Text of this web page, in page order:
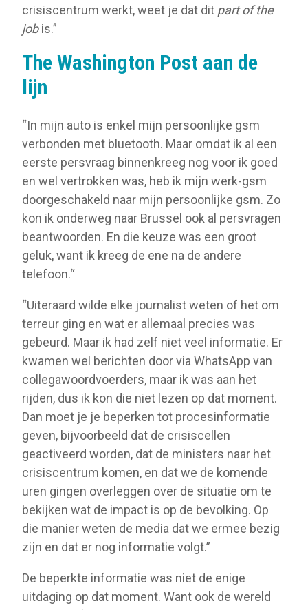
crisiscentrum werkt, weet je dat dit part of the
jobis.”
The Washington Post aan de
lijn
“In mijn auto is enkel mijn persoonlijke gsm
verbonden met bluetooth. Maar omdat ik al een
eerste persvraag binnenkreeg nog voor ik goed
en wel vertrokken was, heb ik mijn werk-gsm
doorgeschakeld naar mijn persoonlijke gsm. Zo
kon ik onderweg naar Brussel ook al persvragen
beantwoorden. En die keuze was een groot
geluk, want ik kreeg de ene na de andere
telefoon.“
“Uiteraard wilde elke journalist weten of het om
terreur ging en wat er allemaal precies was
gebeurd. Maar ik had zelf niet veel informatie. Er
kwamen wel berichten door via WhatsApp van
collegawoordvoerders, maar ik was aan het
rijden, dus ik kon die niet lezen op dat moment.
Dan moet je je beperken tot procesinformatie
geven, bijvoorbeeld dat de crisiscellen
geactiveerd worden, dat de ministers naar het
crisiscentrum komen, en dat we de komende
uren gingen overleggen over de situatie om te
bekijken wat de impact is op de bevolking. Op
die manier weten de media dat we ermee bezig
zijn en dat er nog informatie volgt.”
De beperkte informatie was niet de enige
uitdaging op dat moment. Want ook de wereld